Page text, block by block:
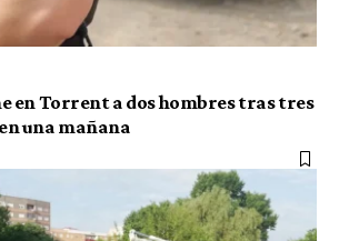
en Torrent a dos hombres tras tres
una mañana